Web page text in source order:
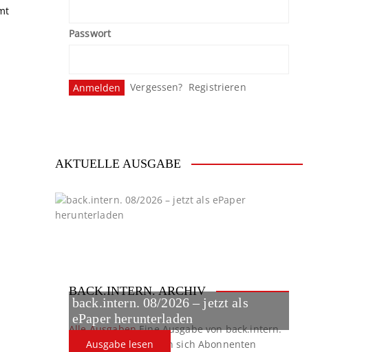
Passwort
Vergessen? Registrieren
AKTUELLE AUSGABE
back.intern. 08/2026 – jetzt als
ePaper herunterladen
Ausgabe lesen
BACK.INTERN. ARCHIV
Alle AusgabenEine Ausgabe von back.intern.
verpasst? Hier können sich Abonnenten